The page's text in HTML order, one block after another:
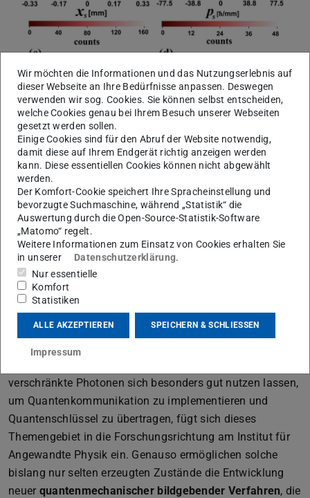
Nichtlineare Quantenoptik beruht auf der Erzeugung von
quantenmechanischen Lichtzuständen
nichtlinearer Prozesse. In diesem Zusammenhang
untersucht die Arbeitsgruppe
Möglichkeiten, aufgrund besondererPumpstrahlenoder
einer Kombination nichtlinearer Prozesse neuartige
Korrelationen und Verschränkung
verschränkte Photonen sich besonders gut nutzen lassen,
um Quantenkommunikation zu implementieren und
Quantenschlüssel zu übertragen, fügt sich dieses
Themengebiet in die Forschungsrichtung am Institut für
Angewandte Physik ein. Genauso ermöglichen solche
bislang nur selten erzeugten Zustände die Entwicklung
neuer quantenmechanischer bildgebender Verfahren, die
Wir möchten die Informationen und das Nutzungserlebnis auf
dieser Webseite an Ihre Bedürfnisse anpassen. Deswegen
verwenden wir sog. Cookies. Sie können selbst entscheiden,
welche Cookies genau bei Ihrem Besuch unserer Webseiten
gesetzt werden sollen.
Einige Cookies sind für den Abruf der Website notwendig,
damit diese auf Ihrem Endgerät richtig anzeigen werden
kann. Diese essentiellen Cookies können nicht abgewählt
werden.
Der Komfort-Cookie speichert Ihre Spracheinstellung und
bevorzugte Suchmaschine, während „Statistik“ die
Auswertung durch die Open-Source-Statistik-Software
„Matomo“ regelt.
Weitere Informationen zum Einsatz von Cookies erhalten Sie
in unserer
Datenschutzerklärung.
Nur essentielle
Komfort
Statistiken
ALLE AKZEPTIEREN SPEICHERN & SCHLIESSEN
Impressum